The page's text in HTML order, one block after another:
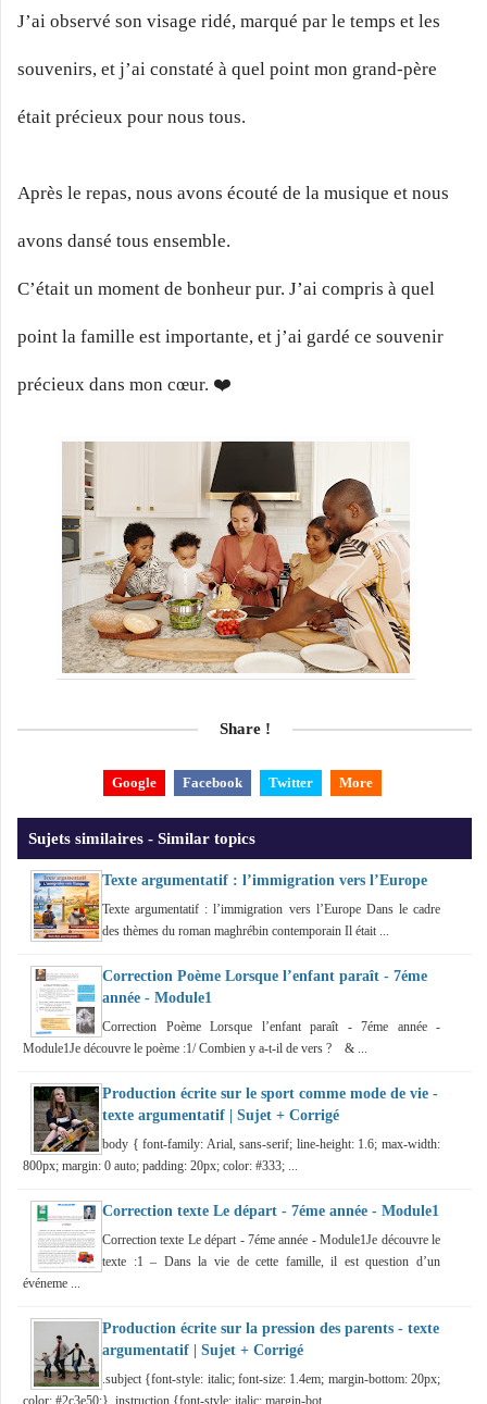
J’ai observé son visage ridé, marqué par le temps et les
souvenirs, et j’ai constaté à quel point mon grand-père
était précieux pour nous tous.
Après le repas, nous avons écouté de la musique et nous
avons dansé tous ensemble.
C’était un moment de bonheur pur. J’ai compris à quel
point la famille est importante, et j’ai gardé ce souvenir
précieux dans mon cœur. ❤️
Share !
Google Facebook Twitter More
Sujets similaires - Similar topics
Texte argumentatif : l’immigration vers l’Europe
Texte argumentatif : l’immigration vers l’Europe Dans le cadre
des thèmes du roman maghrébin contemporain Il était ...
Correction Poème Lorsque l’enfant paraît - 7éme
année - Module1
Correction Poème Lorsque l’enfant paraît - 7éme année -
Module1Je découvre le poème :1/ Combien y a-t-il de vers ? & ...
Production écrite sur le sport comme mode de vie -
texte argumentatif | Sujet + Corrigé
body { font-family: Arial, sans-serif; line-height: 1.6; max-width:
800px; margin: 0 auto; padding: 20px; color: #333; ...
Correction texte Le départ - 7éme année - Module1
Correction texte Le départ - 7éme année - Module1Je découvre le
texte :1 – Dans la vie de cette famille, il est question d’un
événeme ...
Production écrite sur la pression des parents - texte
argumentatif | Sujet + Corrigé
.subject {font-style: italic; font-size: 1.4em; margin-bottom: 20px;
color: #2c3e50;} .instruction {font-style: italic; margin-bot ...